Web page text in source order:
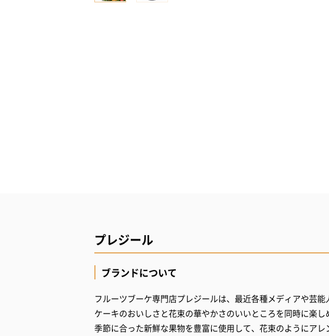
プレジール
ブランドについて
フルーツブーケ専門店プレジールは、最近各種メディアや芸能
ケーキのおいしさと花束の華やかさのいいところを同時に楽し
季節に合った新鮮な果物を豊富に使用して、花束のようにアレ